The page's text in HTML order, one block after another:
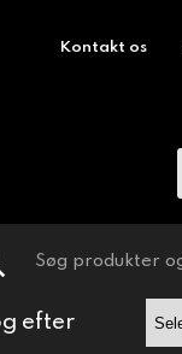
Kontakt os
efter